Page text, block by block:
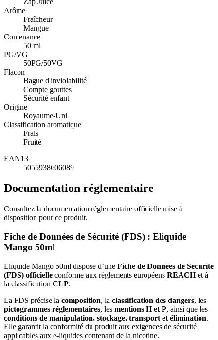
Zap Juice
Arôme
Fraîcheur
Mangue
Contenance
50 ml
PG/VG
50PG/50VG
Flacon
Bague d'inviolabilité
Compte gouttes
Sécurité enfant
Origine
Royaume-Uni
Classification aromatique
Frais
Fruité
EAN13
5055938606089
Documentation réglementaire
Consultez la documentation réglementaire officielle mise à
disposition pour ce produit.
Fiche de Données de Sécurité (FDS) : Eliquide
Mango 50ml
Eliquide Mango 50ml dispose d’une Fiche de Données de Sécurité
(FDS) officielle conforme aux règlements européens REACHet à
la classification CLP.
La FDS précise la composition, la classification des dangers, les
pictogrammes réglementaires, les mentions H et P, ainsi que les
conditions de manipulation, stockage, transport et élimination.
Elle garantit la conformité du produit aux exigences de sécurité
applicables aux e-liquides contenant de la nicotine.